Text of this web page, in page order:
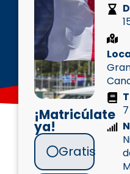
¡Matricúlate
ya!
Gratis
7